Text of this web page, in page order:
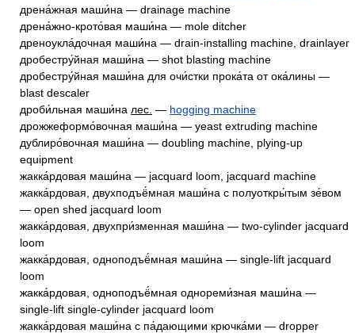
дрена́жная маши́на — drainage machine
дрена́жно-крото́вая маши́на — mole ditcher
дреноукла́дочная маши́на — drain-installing machine, drainlayer
дробестру́йная маши́на — shot blasting machine
дробестру́йная маши́на для очи́стки прока́та от ока́лины —
blast descaler
дроби́льная маши́на лес. — hogging machine
дрожжеформо́вочная маши́на — yeast extruding machine
дублиро́вочная маши́на — doubling machine, plying-up
equipment
жакка́рдовая маши́на — jacquard loom, jacquard machine
жакка́рдовая, двухподъё́мная маши́на с полуоткры́тым зе́вом
— open shed jacquard loom
жакка́рдовая, двухпри́зменная маши́на — two-cylinder jacquard
loom
жакка́рдовая, одноподъё́мная маши́на — single-lift jacquard
loom
жакка́рдовая, одноподъё́мная однореми́зная маши́на —
single-lift single-cylinder jacquard loom
жакка́рдовая маши́на с па́дающими крючка́ми — dropper